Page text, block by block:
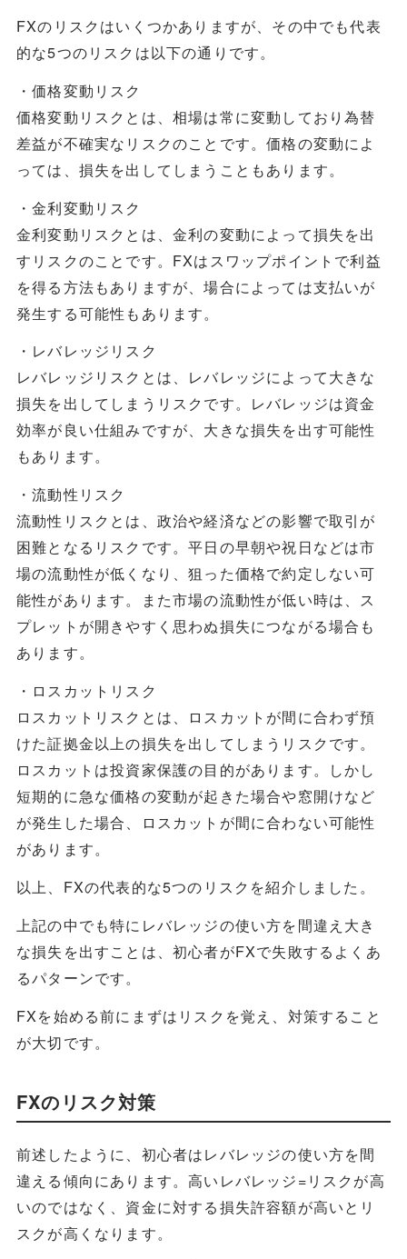
FXのリスクはいくつかありますが、その中でも代表
的な5つのリスクは以下の通りです。
・価格変動リスク
価格変動リスクとは、相場は常に変動しており為替
差益が不確実なリスクのことです。価格の変動によ
っては、損失を出してしまうこともあります。
・金利変動リスク
金利変動リスクとは、金利の変動によって損失を出
すリスクのことです。FXはスワップポイントで利益
を得る方法もありますが、場合によっては支払いが
発生する可能性もあります。
・レバレッジリスク
レバレッジリスクとは、レバレッジによって大きな
損失を出してしまうリスクです。レバレッジは資金
効率が良い仕組みですが、大きな損失を出す可能性
もあります。
・流動性リスク
流動性リスクとは、政治や経済などの影響で取引が
困難となるリスクです。平日の早朝や祝日などは市
場の流動性が低くなり、狙った価格で約定しない可
能性があります。また市場の流動性が低い時は、ス
プレットが開きやすく思わぬ損失につながる場合も
あります。
・ロスカットリスク
ロスカットリスクとは、ロスカットが間に合わず預
けた証拠金以上の損失を出してしまうリスクです。
ロスカットは投資家保護の目的があります。しかし
短期的に急な価格の変動が起きた場合や窓開けなど
が発生した場合、ロスカットが間に合わない可能性
があります。
以上、FXの代表的な5つのリスクを紹介しました。
上記の中でも特にレバレッジの使い方を間違え大き
な損失を出すことは、初心者がFXで失敗するよくあ
るパターンです。
FXを始める前にまずはリスクを覚え、対策すること
が大切です。
FXのリスク対策
前述したように、初心者はレバレッジの使い方を間
違える傾向にあります。高いレバレッジ=リスクが高
いのではなく、資金に対する損失許容額が高いとリ
スクが高くなります。